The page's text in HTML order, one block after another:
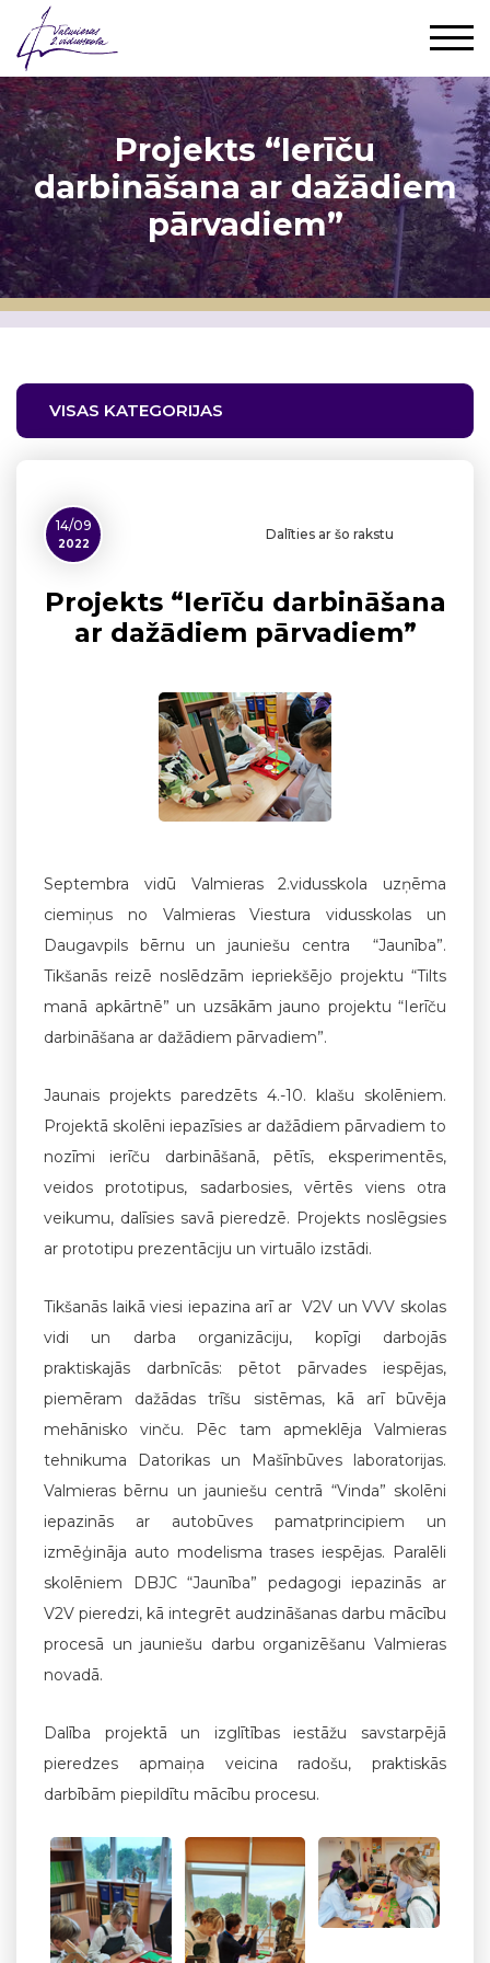
Projekts “Ierīču
darbināšana ar dažādiem
pārvadiem”
VISAS KATEGORIJAS
14/09
2022
Dalīties ar šo rakstu
Projekts “Ierīču darbināšana
ar dažādiem pārvadiem”
Septembra vidū Valmieras 2.vidusskola uzņēma
ciemiņus no Valmieras Viestura vidusskolas un
Daugavpils bērnu un jauniešu centra “Jaunība”.
Tikšanās reizē noslēdzām iepriekšējo projektu “Tilts
manā apkārtnē” un uzsākām jauno projektu “Ierīču
darbināšana ar dažādiem pārvadiem”.
Jaunais projekts paredzēts 4.-10. klašu skolēniem.
Projektā skolēni iepazīsies ar dažādiem pārvadiem to
nozīmi ierīču darbināšanā, pētīs, eksperimentēs,
veidos prototipus, sadarbosies, vērtēs viens otra
veikumu, dalīsies savā pieredzē. Projekts noslēgsies
ar prototipu prezentāciju un virtuālo izstādi.
Tikšanās laikā viesi iepazina arī ar V2V un VVV skolas
vidi un darba organizāciju, kopīgi darbojās
praktiskajās darbnīcās: pētot pārvades iespējas,
piemēram dažādas trīšu sistēmas, kā arī būvēja
mehānisko vinču. Pēc tam apmeklēja Valmieras
tehnikuma Datorikas un Mašīnbūves laboratorijas.
Valmieras bērnu un jauniešu centrā “Vinda” skolēni
iepazinās ar autobūves pamatprincipiem un
izmēģināja auto modelisma trases iespējas. Paralēli
skolēniem DBJC “Jaunība” pedagogi iepazinās ar
V2V pieredzi, kā integrēt audzināšanas darbu mācību
procesā un jauniešu darbu organizēšanu Valmieras
novadā.
Dalība projektā un izglītības iestāžu savstarpējā
pieredzes apmaiņa veicina radošu, praktiskās
darbībām piepildītu mācību procesu.